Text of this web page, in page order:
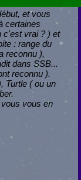
et vous
certaines
c'est vrai ? ) et
: range du
reconnu ),
dans SSB...
reconnu ).
Turtle ( ou un
vous en